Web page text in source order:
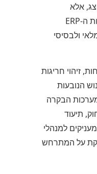
אלא
מועברים בזמן אמת למערכות ה-ERP
ולבסיסי
זיהוי חריגות
הנובעות
הבקרה
תיעוד
למנהלי
על המתרחש